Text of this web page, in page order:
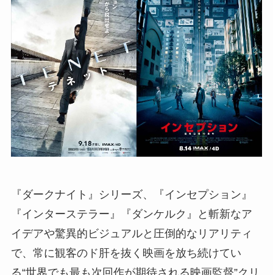
『ダークナイト』シリーズ、『インセプション』
『インターステラー』『ダンケルク』と斬新なア
イデアや驚異的ビジュアルと圧倒的なリアリティ
で、常に観客のド肝を抜く映画を放ち続けてい